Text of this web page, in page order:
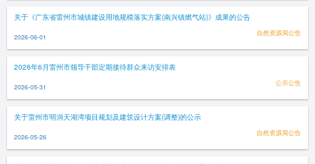
关于《广东省雷州市城镇建设用地规模落实方案(南兴镇燃气站)》成果的公告
2026-06-01 自然资源局公告
2026年6月雷州市领导干部定期接待群众来访安排表
2026-05-31 公示公告
关于雷州市明润天湖湾项目规划及建筑设计方案(调整)的公示
2026-05-26 自然资源局公告